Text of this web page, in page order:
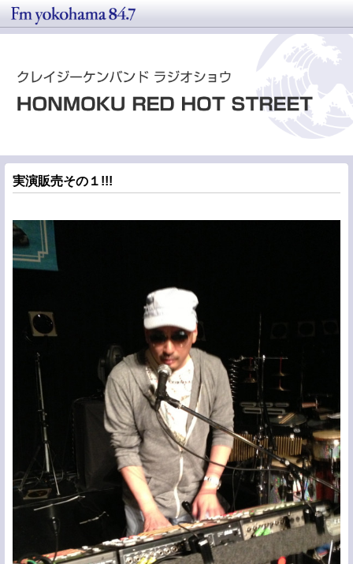
実演販売その１!!!